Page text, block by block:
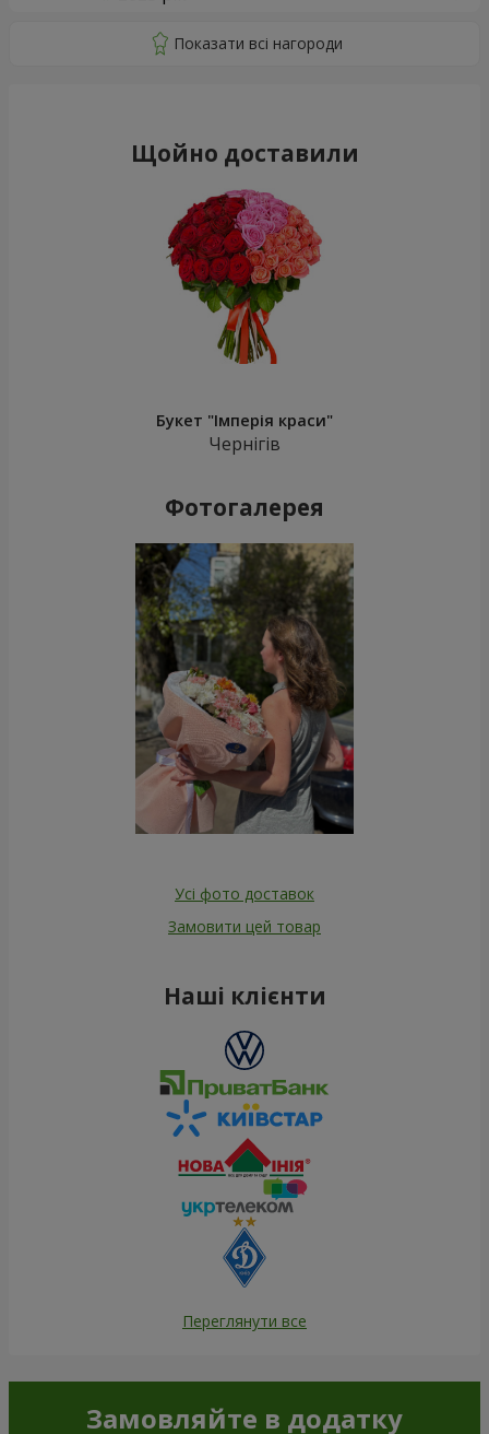
2 822 грн
Кошик альстромерій
Замовити
5 червоних троянд
1 058 грн
Замовити
101 червона і біла троянда
14 835 грн
301 червона троянда